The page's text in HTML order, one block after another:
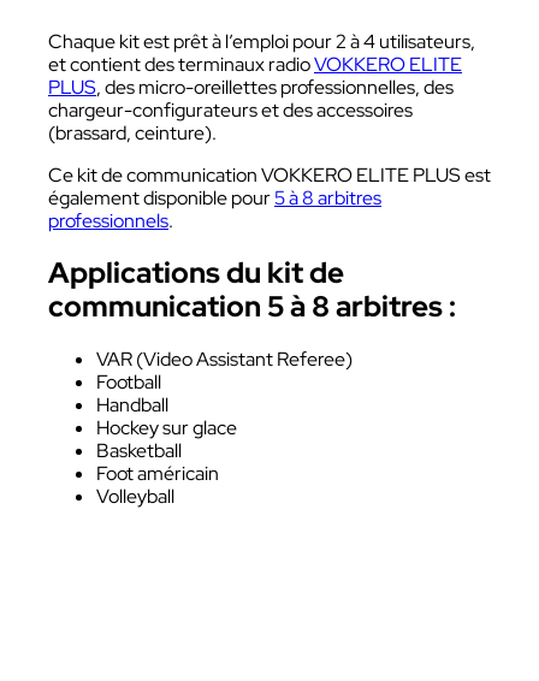
Chaque kit est prêt à l’emploi pour 2 à 4 utilisateurs,
et contient des terminaux radioVOKKERO ELITE
PLUS,desmicro-oreillettes professionnelles,des
chargeur-configurateurs etdesaccessoires
(brassard, ceinture).
Ce kit de communication VOKKERO ELITE PLUS est
également disponible pour5 à 8 arbitres
professionnels.
Applicationsdu kit de
communication 5 à 8 arbitres :
VAR(Video Assistant Referee)
Football
Handball
Hockey sur glace
Basketball
Foot américain
Volleyball